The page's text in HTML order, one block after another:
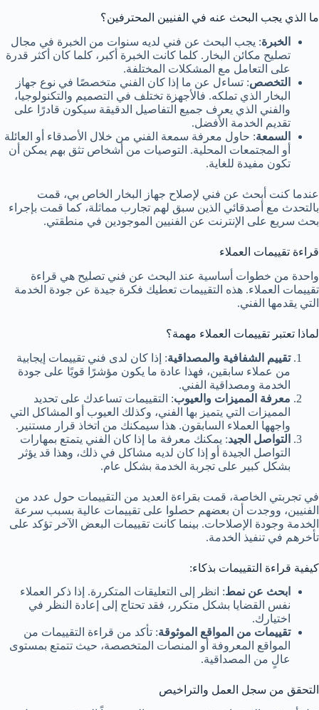
ما الذي يجب البحث عنه في الفنيين المحترفين؟
الخبرة: يجب البحث عن فني لديه سنوات من الخبرة في مجال
تصليح مكائن البخار. كلما كانت الخبرة أكبر، كلما كان أكثر قدرة
على التعامل مع المشكلات المختلفة.
التخصص: تساءل عن ما إذا كان الفني متخصصًا في نوع جهاز
البخار الذي تملكه. فالأجهزة تختلف في التصميم والتكنولوجيا،
والفني الذي يعرف جميع التفاصيل الدقيقة سيكون قادرًا على
تقديم الخدمة الأفضل.
السمعة: حاول معرفة سمعة الفني من خلال الأصدقاء أو العائلة
أو المجتمعات المحلية. التوصيات من أشخاص تثق بهم يمكن أن
تكون مفيدة للغاية.
عندما كنت أبحث عن فني لإصلاح جهاز البخار الخاص بي، قمت
بالتحدث مع أصدقائي الذين سبق لهم تجارب مماثلة، كما قمت بإجراء
بحث سريع على الإنترنت عن الفنيين الموجودين في منطقتي.
قراءة تقييمات العملاء
واحدة من خطوات أساسية عند البحث عن فني تصليح هي قراءة
تقييمات العملاء. هذه التقييمات تعطيك فكرة جيدة عن جودة الخدمة
التي يقدمها الفني.
لماذا تعتبر تقييمات العملاء مهمة؟
تقييم الشفافية والمصداقية: إذا كان لدى فني تقييمات إيجابية
من عملاء سابقين، فهذا عادة ما يكون مؤشرًا قويًا على جودة
الخدمة ومصداقية الفني.
معرفة المميزات والعيوب: التقييمات تساعدك على تحديد
المميزات التي يتميز بها الفني، وكذلك العيوب أو المشاكل التي
واجهها العملاء السابقون. هذا سيمكنك من اتخاذ قرار مستنير.
التواصل الجيد: يمكنك معرفة ما إذا كان الفني يتمتع بمهارات
التواصل الجيدة أو إذا كان لديه مشاكل في ذلك، وهذا قد يؤثر
بشكل كبير على تجربة الخدمة بشكل عام.
في تجربتي الخاصة، قمت بقراءة العديد من التقييمات حول عدد من
الفنيين، ووجدت أن بعضهم حصلوا على تقييمات عالية بسبب سرعة
الخدمة وجودة الإصلاحات. بينما كانت تقييمات البعض الآخر تؤكد على
تأخرهم في تنفيذ الخدمة.
كيفية قراءة التقييمات بذكاء:
ابحث عن نمط: انظر إلى التعليقات المتكررة. إذا ذكر العملاء
نفس القضايا بشكل متكرر، فقد تحتاج إلى إعادة النظر في
اختيارك.
تقييمات من المواقع الموثوقة: تأكد من قراءة التقييمات من
المواقع المعروفة أو المنصات المتخصصة، حيث تتمتع بمستوى
عالٍ من المصداقية.
التحقق من سجل العمل والتراخيص